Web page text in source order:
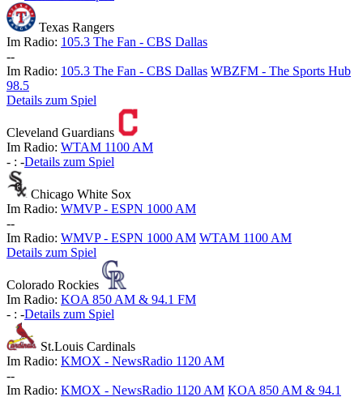
Texas Rangers
Im Radio: 105.3 The Fan - CBS Dallas
--
Im Radio: 105.3 The Fan - CBS Dallas WBZFM - The Sports Hub
98.5
Details zum Spiel
Cleveland Guardians
Im Radio: WTAM 1100 AM
- : -Details zum Spiel
Chicago White Sox
Im Radio: WMVP - ESPN 1000 AM
--
Im Radio: WMVP - ESPN 1000 AM WTAM 1100 AM
Details zum Spiel
Colorado Rockies
Im Radio: KOA 850 AM & 94.1 FM
- : -Details zum Spiel
St.Louis Cardinals
Im Radio: KMOX - NewsRadio 1120 AM
--
Im Radio: KMOX - NewsRadio 1120 AM KOA 850 AM & 94.1